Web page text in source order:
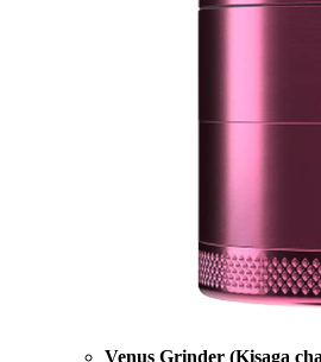
Venus Grinder (Kisaga